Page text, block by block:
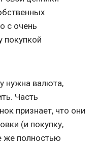
с очень
покупкой
нужна валюта,
Часть
признает, что они
(и покупку,
же полностью